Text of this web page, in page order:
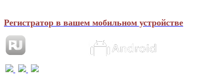
Регистратор в вашем мобильном устройстве